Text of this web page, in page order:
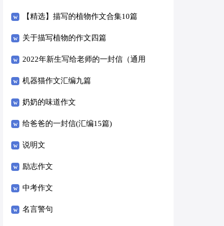
【精选】描写的植物作文合集10篇
关于描写植物的作文四篇
2022年新生写给老师的一封信（通用
8篇）
机器猫作文汇编九篇
奶奶的味道作文
给爸爸的一封信(汇编15篇)
说明文
励志作文
中考作文
名言警句